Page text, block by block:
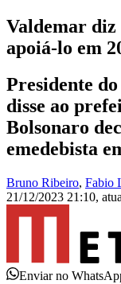
Valdemar diz
apoiá-lo em
Presidente
disse ao
Bolsonaro
emedebista
Bruno Ribeiro, Fabio
21/12/2023 21:10,
Enviar no